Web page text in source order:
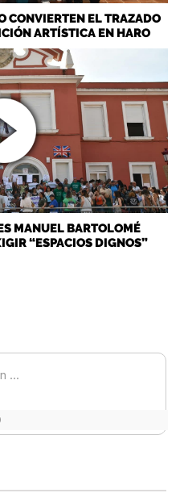
CONVIERTEN EL TRAZADO
ARTÍSTICA EN HARO
MANUEL BARTOLOMÉ
“ESPACIOS DIGNOS”